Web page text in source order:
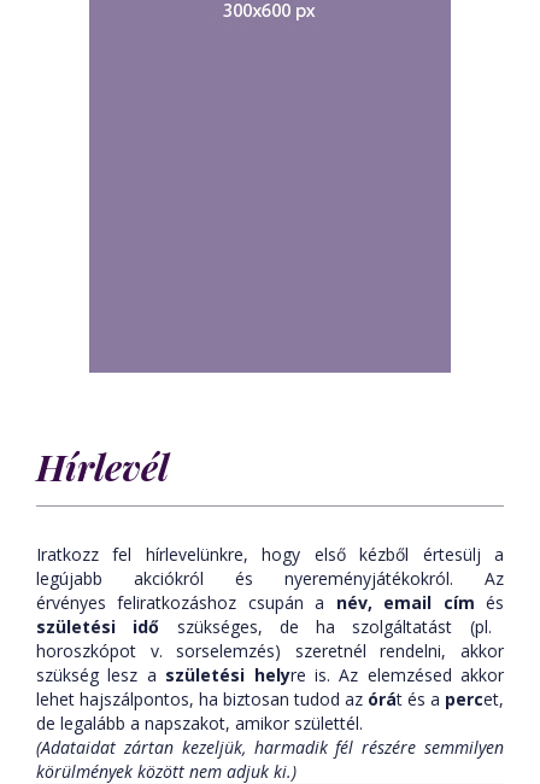
Hírlevél
Iratkozz fel hírlevelünkre, hogy első kézből értesülj a
legújabb akciókról és nyereményjátékokról. Az
érvényes feliratkozáshoz csupán a név, email címés
születési idő szükséges, de ha szolgáltatást (pl.
horoszkópot v. sorselemzés) szeretnél rendelni, akkor
szükség lesz a születési helyre is. Az elemzésed akkor
lehet hajszálpontos, ha biztosan tudod az órát és a percet,
de legalább a napszakot, amikor születtél.
(Adataidat zártan kezeljük, harmadik fél részére semmilyen
körülmények között nem adjuk ki.)